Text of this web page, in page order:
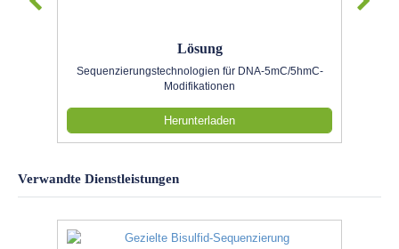
Lösung
Sequenzierungstechnologien für DNA-5mC/5hmC-
Modifikationen
Herunterladen
Verwandte Dienstleistungen